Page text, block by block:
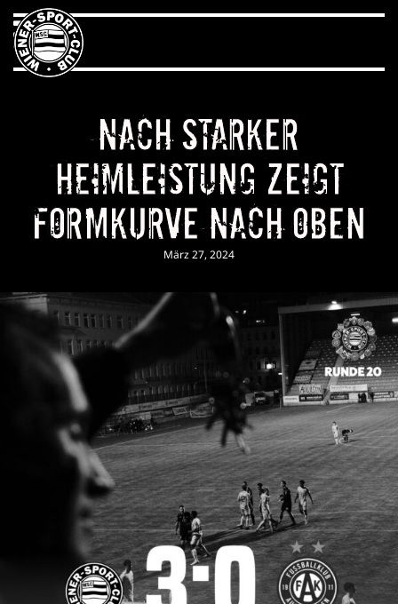
Nach starker
Heimleistung zeigt
Formkurve nach oben
März 27, 2024